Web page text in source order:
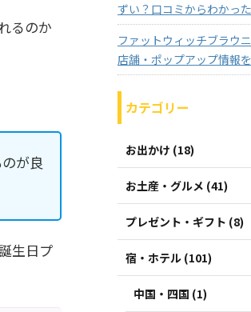
るのか
が良
生日プ
ずい？口コミからわかっ
ファットウィッチブラウ
店舗・ポップアップ情報
カテゴリー
お出かけ (18)
お土産・グルメ (41)
プレゼント・ギフト (8)
宿・ホテル (101)
中国・四国 (1)